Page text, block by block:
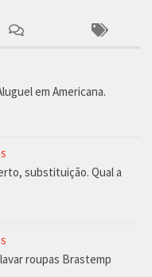
em Americana.
substituição. Qual a
roupas Brastemp